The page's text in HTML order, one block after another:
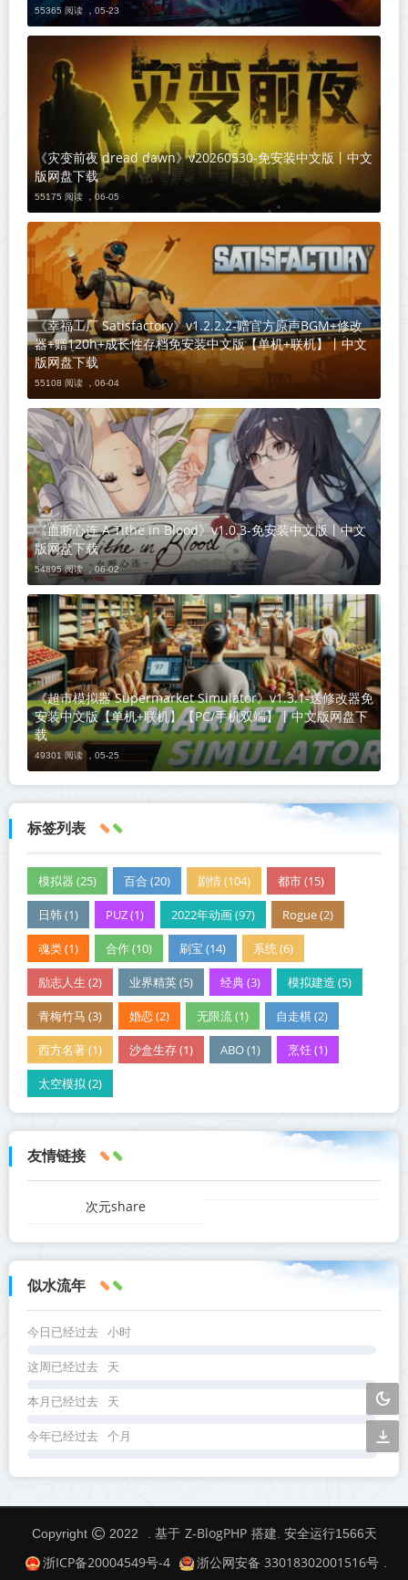
55365 阅读 ， 05-23
《灾变前夜 dread dawn》v20260530-免安装中文版丨中文
版网盘下载
55175 阅读 ， 06-05
《幸福工厂 Satisfactory》v1.2.2.2-赠官方原声BGM+修改
器+赠120h+成长性存档免安装中文版【单机+联机】丨中文
版网盘下载
55108 阅读 ， 06-04
《血断心连 A Tithe in Blood》v1.0.3-免安装中文版丨中文
版网盘下载
54895 阅读 ， 06-02
《超市模拟器 Supermarket Simulator》v1.3.1-送修改器免
安装中文版【单机+联机】【PC/手机双端】丨中文版网盘下
载
49301 阅读 ， 05-25
标签列表
模拟器 (25) 百合 (20) 剧情 (104) 都市 (15)
日韩 (1) PUZ (1) 2022年动画 (97) Rogue (2)
魂类 (1) 合作 (10) 刷宝 (14) 系统 (6)
励志人生 (2) 业界精英 (5) 经典 (3) 模拟建造 (5)
青梅竹马 (3) 婚恋 (2) 无限流 (1) 自走棋 (2)
西方名著 (1) 沙盒生存 (1) ABO (1) 烹饪 (1)
太空模拟 (2)
友情链接
次元share
似水流年
今日已经过去 小时
这周已经过去 天
本月已经过去 天
今年已经过去 个月
Copyright 2022 . 基于 Z-BlogPHP 搭建. 安全运行1566天
浙ICP备20004549号-4 浙公网安备 33018302001516号